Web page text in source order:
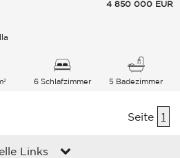
4 850 000 EUR
6 Schlafzimmer 5 Badezimmer
Seite 1
Links